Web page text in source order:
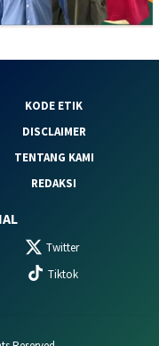
KODE ETIK
DISCLAIMER
TENTANG KAMI
REDAKSI
Twitter
Tiktok